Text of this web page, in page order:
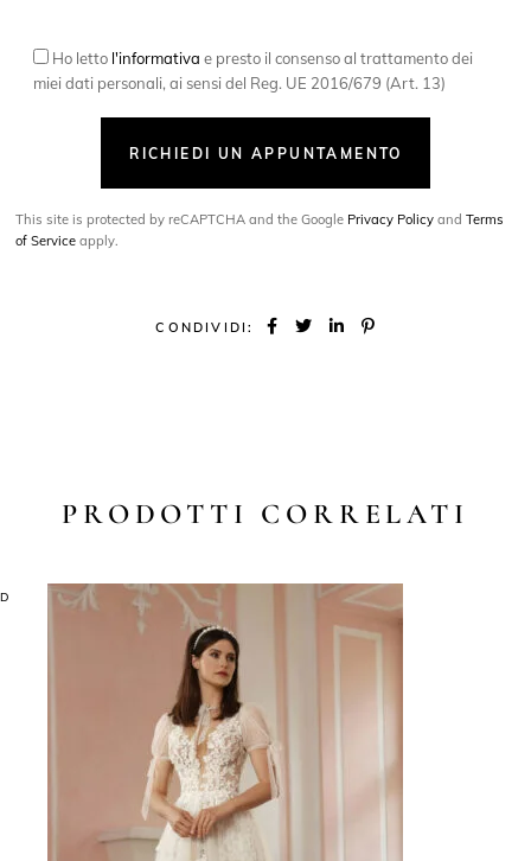
Ho letto l'informativa e presto il consenso al trattamento dei
miei dati personali, ai sensi del Reg. UE 2016/679 (Art. 13)
RICHIEDI UN APPUNTAMENTO
This site is protected by reCAPTCHA and the Google Privacy Policy andTerms
of Service apply.
CONDIVIDI:
PRODOTTI CORRELATI